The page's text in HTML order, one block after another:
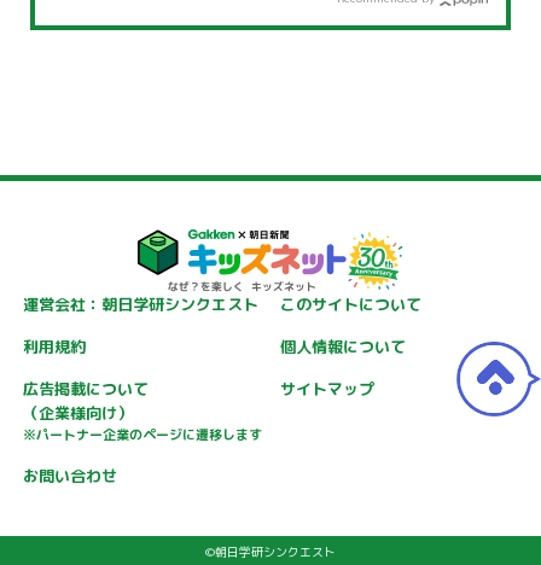
運営会社：朝日学研シンクエスト
このサイトについて
利用規約
個人情報について
広告掲載について
（企業様向け）
※パートナー企業のページに遷移します
サイトマップ
お問い合わせ
©朝日学研シンクエスト